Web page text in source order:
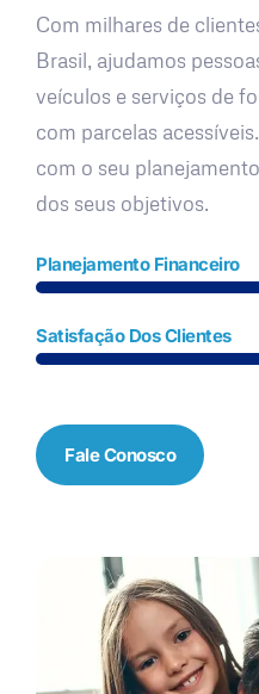
Com milhares de
Brasil, ajudamos
veículos e serviços de
com parcelas
com o seu
dos seus objetivos.
Planejamento Financeiro
Satisfação Dos Clientes
Fale Conosco